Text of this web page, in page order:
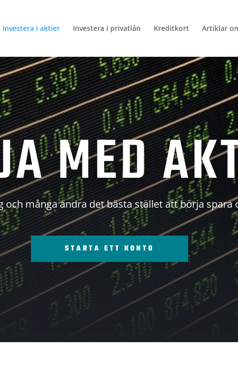
Investera i aktier Investera i privatlån Kreditkort Artiklar
MED
och många andra det bästa stället att börja spara
STARTA ETT KONTO